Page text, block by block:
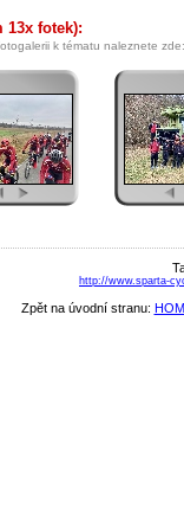
13x fotek):
k tématu naleznete zde:
http://www.sparta-
Zpět na úvodní stranu: